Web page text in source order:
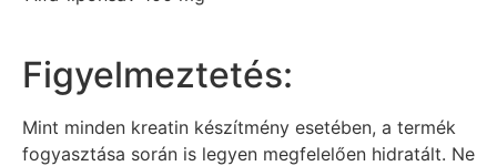
Figyelmeztetés:
Mint minden kreatin készítmény esetében, a termék
fogyasztása során is legyen megfelelően hidratált. Ne